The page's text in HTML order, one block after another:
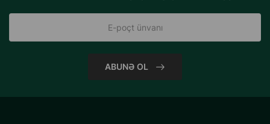
ABUNƏ OL